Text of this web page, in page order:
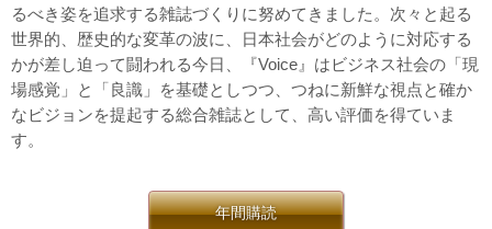
るべき姿を追求する雑誌づくりに努めてきました。次々と起る
世界的、歴史的な変革の波に、日本社会がどのように対応する
かが差し迫って闘われる今日、『Voice』はビジネス社会の「現
場感覚」と「良識」を基礎としつつ、つねに新鮮な視点と確か
なビジョンを提起する総合雑誌として、高い評価を得ていま
す。
年間購読